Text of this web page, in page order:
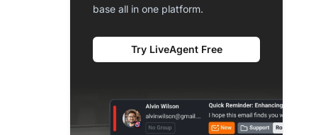
base all in one platform.
Try LiveAgent Free